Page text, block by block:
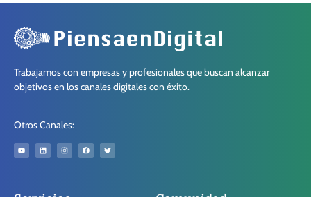
Trabajamos con empresas y profesionales que buscan alcanzar
objetivos en los canales digitales con éxito.
Otros Canales: